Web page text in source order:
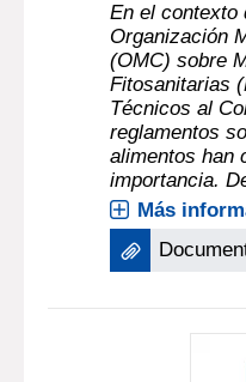
En el contexto
Organización
(OMC) sobre
Fitosanitarias
Técnicos al
reglamentos
alimentos han
importancia.
Más